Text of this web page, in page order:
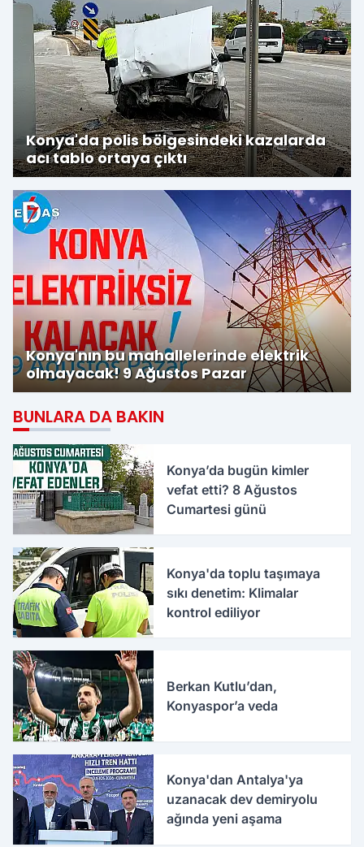
Konya'da polis bölgesindeki kazalarda
acı tablo ortaya çıktı
Konya'nın bu mahallelerinde elektrik
olmayacak! 9 Ağustos Pazar
BUNLARA DA BAKIN
Konya’da bugün kimler
vefat etti? 8 Ağustos
Cumartesi günü
Konya'da toplu taşımaya
sıkı denetim: Klimalar
kontrol ediliyor
Berkan Kutlu’dan,
Konyaspor’a veda
Konya'dan Antalya'ya
uzanacak dev demiryolu
ağında yeni aşama